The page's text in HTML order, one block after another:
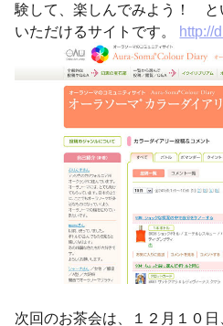
験して、楽しんでみよう！ と
いただけるサイトです。 http://
次回のお茶会は、１２月１０